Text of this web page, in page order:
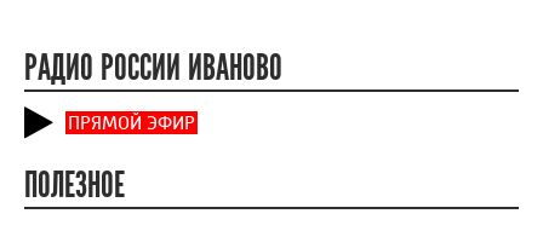
РАДИО РОССИИ ИВАНОВО
ПРЯМОЙ ЭФИР
ПОЛЕЗНОЕ